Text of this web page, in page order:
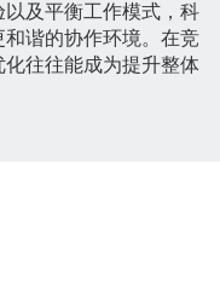
及平衡工作模式，科
谐的协作环境。在竞
往往能成为提升整体